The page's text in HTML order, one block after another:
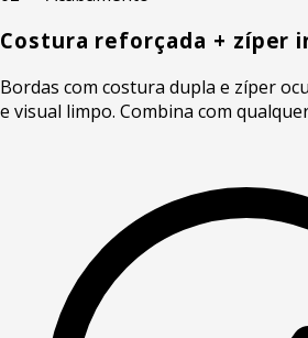
Costura reforçada + zíper
Bordas com costura dupla e zíper
e visual limpo. Combina com